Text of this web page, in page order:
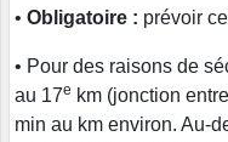
• Obligatoire : prévoir
• Pour des raisons de
au 17e km (jonction
min au km environ. Au-